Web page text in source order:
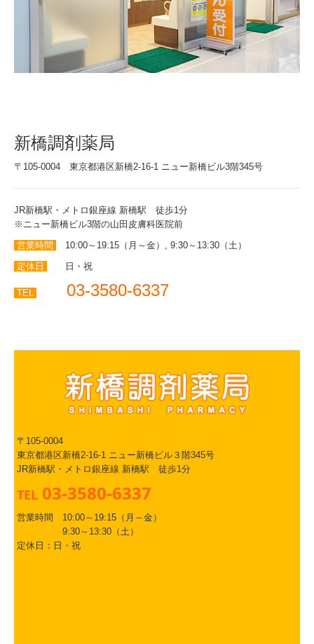
新橋調剤薬局
〒105-0004 東京都港区新橋2-16-1 ニュー新橋ビル3階345号
JR新橋駅・メトロ銀座線 新橋駅 徒歩1分
※ニュー新橋ビル3階の山田皮膚科医院前
営業時間
10:00～19:15（月～金）, 9:30～13:30（土）
定休日
日・祝
TEL 03-3580-6337
〒105-0004
東京都港区新橋2-16-1 ニュー新橋ビル３階345号
JR新橋駅・メトロ銀座線 新橋駅 徒歩1分
TEL 03-3580-6337
営業時間 10:00～19:15（月～金）
9:30～13:30（土）
定休日：日・祝